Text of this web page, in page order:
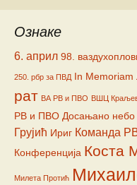
Ознаке
6. април 98.
250. рбр за ПВД In Memoriam
рат ВА РВ и ПВО ВШЦ
РВ и ПВО Досањано небо
Грујић Ириг Команда
Конференција Коста
Милета Протић